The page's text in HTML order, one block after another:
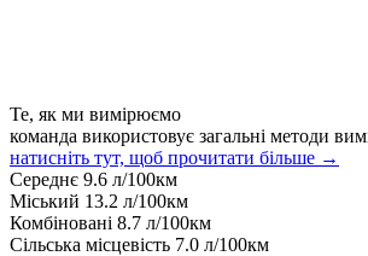
Те, як ми вимірюємо
команда використовує загальні методи
натисніть тут, щоб прочитати більше →
Середнє 9.6 л/100км
Міський 13.2 л/100км
Комбіновані 8.7 л/100км
Сільська місцевість 7.0 л/100км